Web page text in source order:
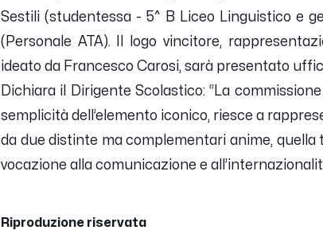
Sestili (studentessa - 5^ B Liceo Linguistico e
(Personale ATA). Il logo vincitore,
ideato da Francesco Carosi, sarà presentato
Dichiara il Dirigente Scolastico: “La
semplicità dell’elemento iconico, riesce a
da due distinte ma complementari anime,
vocazione alla comunicazione e
Riproduzione riservata